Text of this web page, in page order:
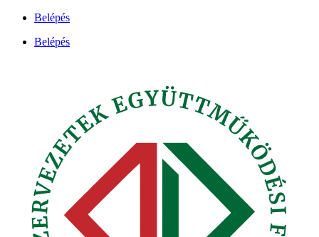
Ugrás
tartalomhoz
Belépés
Belépés